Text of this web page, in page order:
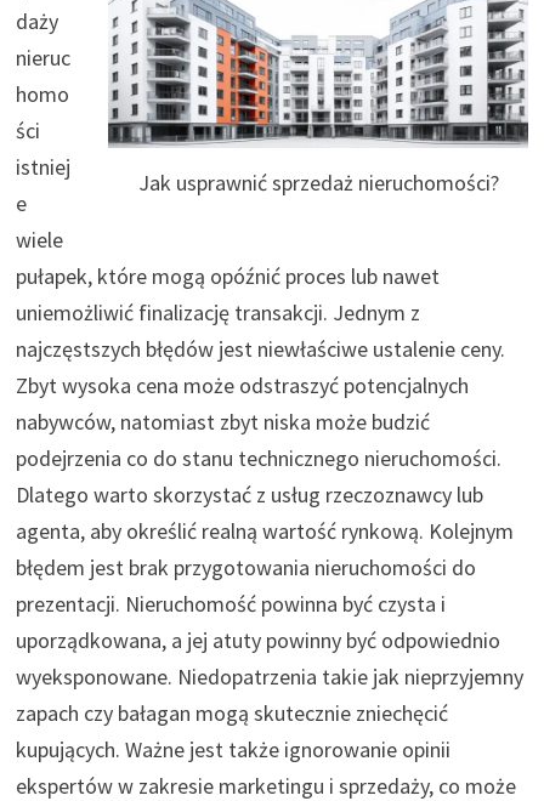
Jak usprawnić sprzedaż nieruchomości?
daży
nieruc
homo
ści
istniej
e
wiele
pułapek, które mogą opóźnić proces lub nawet
uniemożliwić finalizację transakcji. Jednym z
najczęstszych błędów jest niewłaściwe ustalenie ceny.
Zbyt wysoka cena może odstraszyć potencjalnych
nabywców, natomiast zbyt niska może budzić
podejrzenia co do stanu technicznego nieruchomości.
Dlatego warto skorzystać z usług rzeczoznawcy lub
agenta, aby określić realną wartość rynkową. Kolejnym
błędem jest brak przygotowania nieruchomości do
prezentacji. Nieruchomość powinna być czysta i
uporządkowana, a jej atuty powinny być odpowiednio
wyeksponowane. Niedopatrzenia takie jak nieprzyjemny
zapach czy bałagan mogą skutecznie zniechęcić
kupujących. Ważne jest także ignorowanie opinii
ekspertów w zakresie marketingu i sprzedaży, co może